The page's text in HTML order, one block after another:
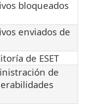
bloqueados
enviados de
de ESET
de